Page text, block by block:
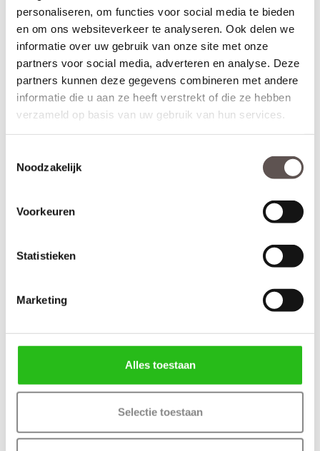
personaliseren, om functies voor social media te bieden
en om ons websiteverkeer te analyseren. Ook delen we
informatie over uw gebruik van onze site met onze
partners voor social media, adverteren en analyse. Deze
partners kunnen deze gegevens combineren met andere
informatie die u aan ze heeft verstrekt of die ze hebben
verzameld op basis van uw gebruik van hun services.
Noodzakelijk
Voorkeuren
Statistieken
Marketing
Alles toestaan
Selectie toestaan
€ 26,95
Meer info
zwart
€ 24,15
Meer info
Garantie en onderhoud
Deurbeslag is in een grote variëteit te verkrijgen en is door
gebruik aan slijtage onderhevig. Het is daarom goed om stil
te staan bij de specifieke eigenschappen van het materiaal
en de oppervlakte behandelingen. Hier lees je hoe je het
Gebruik en onderhoud tips!
Regelmatig onderhoud verlengt de levensduur van het
Gebruik geen agressieve reinigingsmiddelen en
schilderwerkzaamheden.
Neem beschermende maatregelen zoals het plaatsen van
het onderhoud adviseren wij het product regelmatig af te
nemen met een zachte, eventueel vochtige doek. Afhankelijk
van de situatie kan de zwarte finish na verloop van tijd lichter
worden. Het aanbrengen van een dun laagje blanke was of